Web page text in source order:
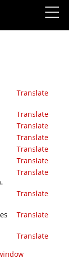
Translate
Translate
Translate
Translate
Translate
Translate
Translate
Translate
Translate
Translate